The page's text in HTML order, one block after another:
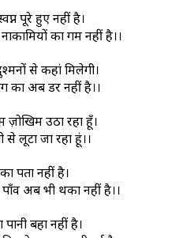
पूरे हुए नहीं है।
का गम नहीं है।।
से कहां मिलेगी।
अब डर नहीं है।।
ज़ोखिम उठा रहा हूँ।
लूटा जा रहा हूं।।
पता नहीं है।
अब भी थका नहीं है।।
बहा नहीं है।